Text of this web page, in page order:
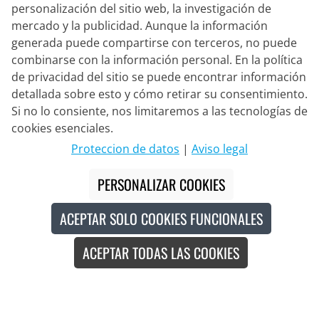
Chat en vivo
Lun. - Vie.: 8:30 - 16:00 (CET)
Whatsapp
Socio de Entrega
personalización del sitio web, la investigación de
mercado y la publicidad. Aunque la información
generada puede compartirse con terceros, no puede
combinarse con la información personal. En la política
de privacidad del sitio se puede encontrar información
detallada sobre esto y cómo retirar su consentimiento.
Si no lo consiente, nos limitaremos a las tecnologías de
cookies esenciales.
Proteccion de datos | Aviso legal
PERSONALIZAR COOKIES
ACEPTAR SOLO COOKIES FUNCIONALES
ACEPTAR TODAS LAS COOKIES